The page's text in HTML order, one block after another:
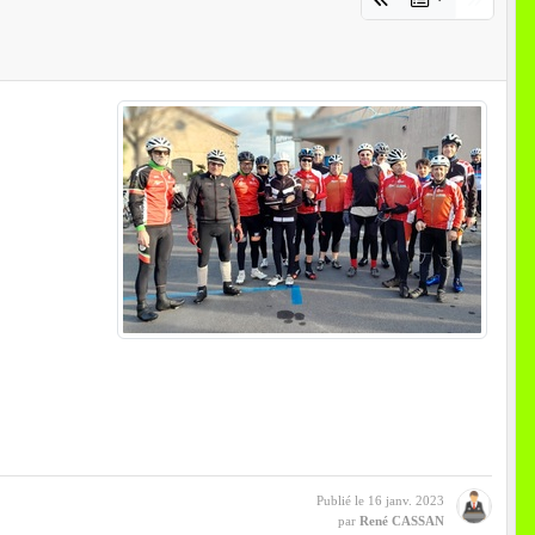
Publié le 16 janv. 2023
par René CASSAN